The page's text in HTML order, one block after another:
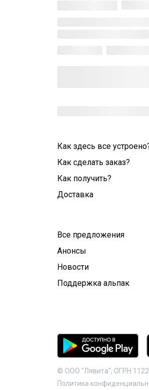
Как здесь все
Как сделать заказ?
Как получить?
Доставка
Все предложения
Анонсы
Новости
Поддержка альпак
© ООО "Лявита", ОГРН
Политика